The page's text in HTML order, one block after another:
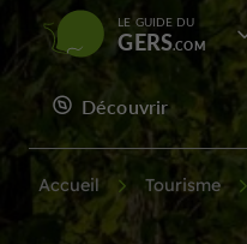
LE GUIDE DU
GERS
Découvrir
Accueil Tourisme